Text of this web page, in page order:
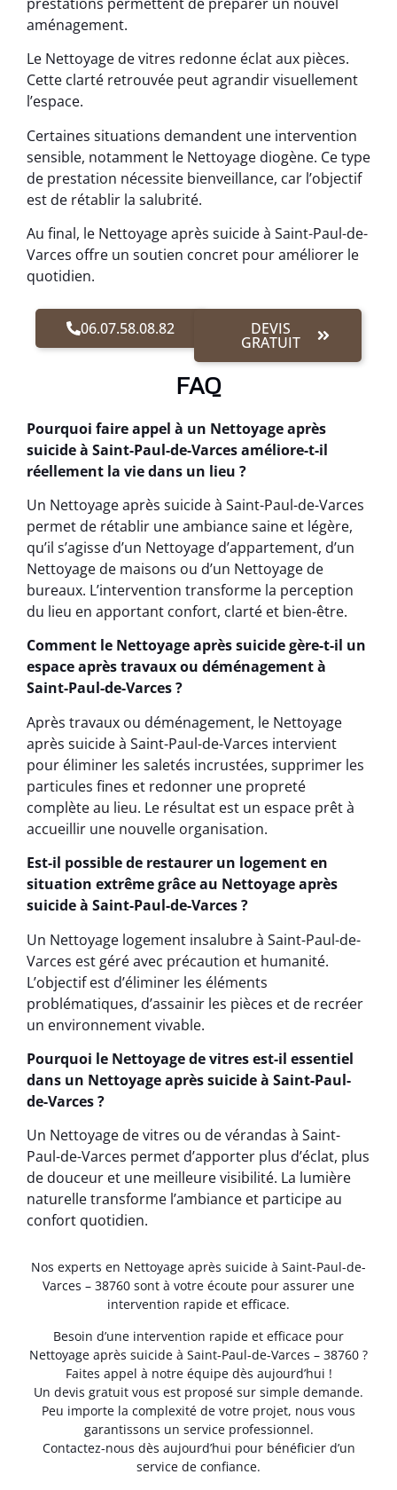
aménagement.
Le Nettoyage de vitres redonne éclat aux pièces.
Cette clarté retrouvée peut agrandir visuellement
l’espace.
Certaines situations demandent une intervention
sensible, notamment le Nettoyage diogène. Ce type
de prestation nécessite bienveillance, car l’objectif
est de rétablir la salubrité.
Au final, le Nettoyage après suicide à Saint-Paul-de-
Varces offre un soutien concret pour améliorer le
quotidien.
06.07.58.08.82 DEVIS
GRATUIT
FAQ
Pourquoi faire appel à un Nettoyage après
suicide à Saint-Paul-de-Varces améliore-t-il
réellement la vie dans un lieu ?
Un Nettoyage après suicide à Saint-Paul-de-Varces
permet de rétablir une ambiance saine et légère,
qu’il s’agisse d’un Nettoyage d’appartement, d’un
Nettoyage de maisons ou d’un Nettoyage de
bureaux. L’intervention transforme la perception
du lieu en apportant confort, clarté et bien-être.
Comment le Nettoyage après suicide gère-t-il un
espace après travaux ou déménagement à
Saint-Paul-de-Varces ?
Après travaux ou déménagement, le Nettoyage
après suicide à Saint-Paul-de-Varces intervient
pour éliminer les saletés incrustées, supprimer les
particules fines et redonner une propreté
complète au lieu. Le résultat est un espace prêt à
accueillir une nouvelle organisation.
Est-il possible de restaurer un logement en
situation extrême grâce au Nettoyage après
suicide à Saint-Paul-de-Varces ?
Un Nettoyage logement insalubre à Saint-Paul-de-
Varces est géré avec précaution et humanité.
L’objectif est d’éliminer les éléments
problématiques, d’assainir les pièces et de recréer
un environnement vivable.
Pourquoi le Nettoyage de vitres est-il essentiel
dans un Nettoyage après suicide à Saint-Paul-
de-Varces ?
Un Nettoyage de vitres ou de vérandas à Saint-
Paul-de-Varces permet d’apporter plus d’éclat, plus
de douceur et une meilleure visibilité. La lumière
naturelle transforme l’ambiance et participe au
confort quotidien.
Nos experts en Nettoyage après suicide à Saint-Paul-de-
Varces – 38760 sont à votre écoute pour assurer une
intervention rapide et efficace.
Besoin d’une intervention rapide et efficace pour
Nettoyage après suicide à Saint-Paul-de-Varces – 38760 ?
Faites appel à notre équipe dès aujourd’hui !
Un devis gratuit vous est proposé sur simple demande.
Peu importe la complexité de votre projet, nous vous
garantissons un service professionnel.
Contactez-nous dès aujourd’hui pour bénéficier d’un
service de confiance.